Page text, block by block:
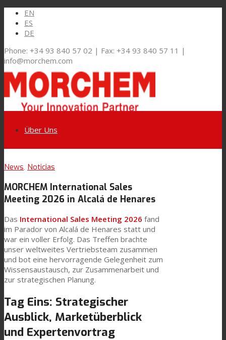
EN
ES
DE
Phone: +34 93 840 57 02 | Fax: +34 93 840 57 11 |
info@morchem.com
Link zu Youtube
Link zu Mail
Über Uns
Märkte und Lösungen
Flexible Verpackungen
Technische Laminate
Textilkaschierung
Flachkaschierung
News, Noticias
MORCHEM International Sales
Meeting 2026 in Alcalá de Henares
Das International Sales Meeting 2026 fand
im Parador von Alcalá de Henares statt und
war ein voller Erfolg. Das Treffen brachte
unser weltweites Vertriebsteam zusammen
und bot eine hervorragende Gelegenheit zum
Wissensaustausch, zur Zusammenarbeit und
zur strategischen Planung.
Tag Eins: Strategischer
Ausblick, Marketüberblick
und Expertenvortrag